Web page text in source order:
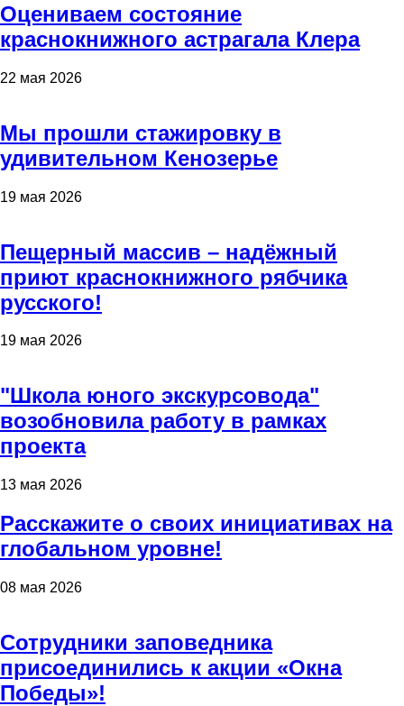
Оцениваем состояние
краснокнижного астрагала Клера
22 мая 2026
Мы прошли стажировку в
удивительном Кенозерье
19 мая 2026
Пещерный массив – надёжный
приют краснокнижного рябчика
русского!
19 мая 2026
"Школа юного экскурсовода"
возобновила работу в рамках
проекта
13 мая 2026
Расскажите о своих инициативах на
глобальном уровне!
08 мая 2026
Сотрудники заповедника
присоединились к акции «Окна
Победы»!